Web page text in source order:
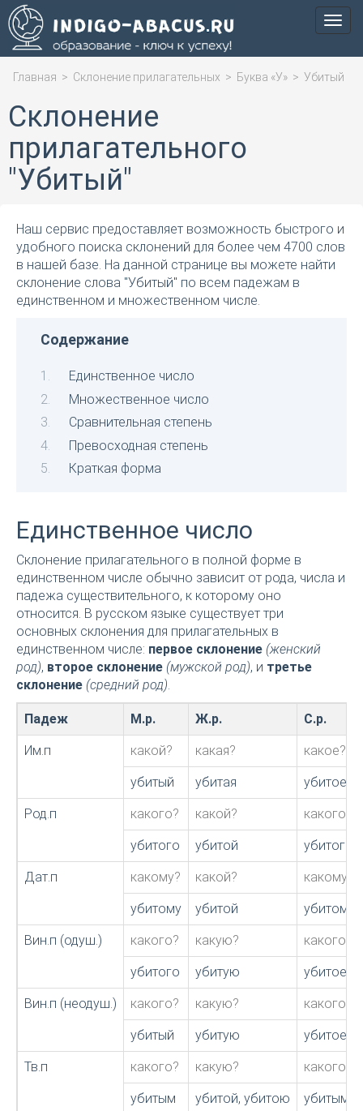
Меню
Главная > Склонение прилагательных > Буква «У» > Убитый
Склонение
прилагательного
"Убитый"
Наш сервис предоставляет возможность быстрого и
удобного поиска склонений для более чем 4700 слов
в нашей базе. На данной странице вы можете найти
склонение слова "Убитый" по всем падежам в
единственном и множественном числе.
Содержание
Единственное число
Множественное число
Сравнительная степень
Превосходная степень
Краткая форма
Единственное число
Склонение прилагательного в полной форме в
единственном числе обычно зависит от рода, числа и
падежа существительного, к которому оно
относится. В русском языке существует три
основных склонения для прилагательных в
единственном числе: первое склонение (женский
род), второе склонение (мужской род), и третье
склонение (средний род).
Падеж М.р. Ж.р. С.р.
Им.п какой? какая? какое?
убитый убитая убитое
Род.п какого? какой? какого?
убитого убитой убитого
Дат.п какому? какой? какому?
убитому убитой убитому
Вин.п (одуш.) какого? какую? какого?
убитого убитую убитое
Вин.п (неодуш.) какого? какую? какого?
убитый убитую убитое
Тв.п какого? какую? какого?
убитым убитой, убитою убитым